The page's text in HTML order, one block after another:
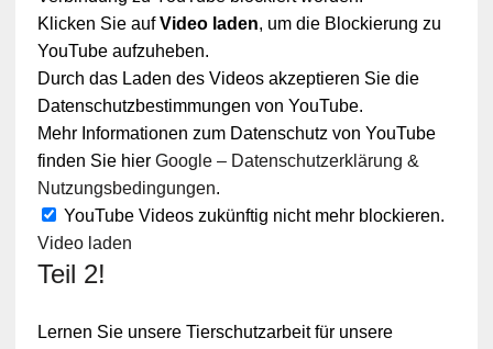
Klicken Sie aufVideo laden, um die Blockierung zu
YouTube aufzuheben.
Durch das Laden des Videos akzeptieren Sie die
Datenschutzbestimmungen von YouTube.
Mehr Informationen zum Datenschutz von YouTube
finden Sie hier Google – Datenschutzerklärung &
Nutzungsbedingungen.
YouTube Videos zukünftig nicht mehr blockieren.
Video laden
Teil 2!
Lernen Sie unsere Tierschutzarbeit für unsere